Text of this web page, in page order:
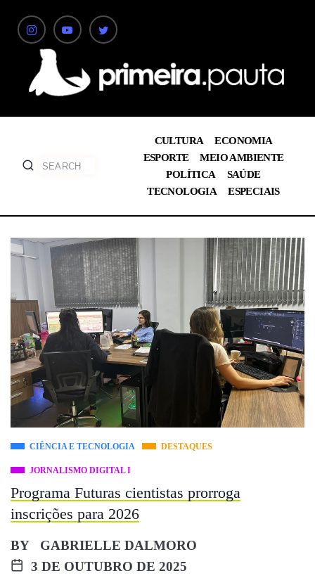
CULTURA
ECONOMIA
ESPORTE
MEIO AMBIENTE
POLÍTICA
SAÚDE
TECNOLOGIA
ESPECIAIS
CIÊNCIA E TECNOLOGIA DESTAQUES
JORNALISMO DIGITAL I
Programa Futuras cientistas prorroga
inscrições para 2026
BY
GABRIELLE DALMORO
3 DE OUTUBRO DE 2025